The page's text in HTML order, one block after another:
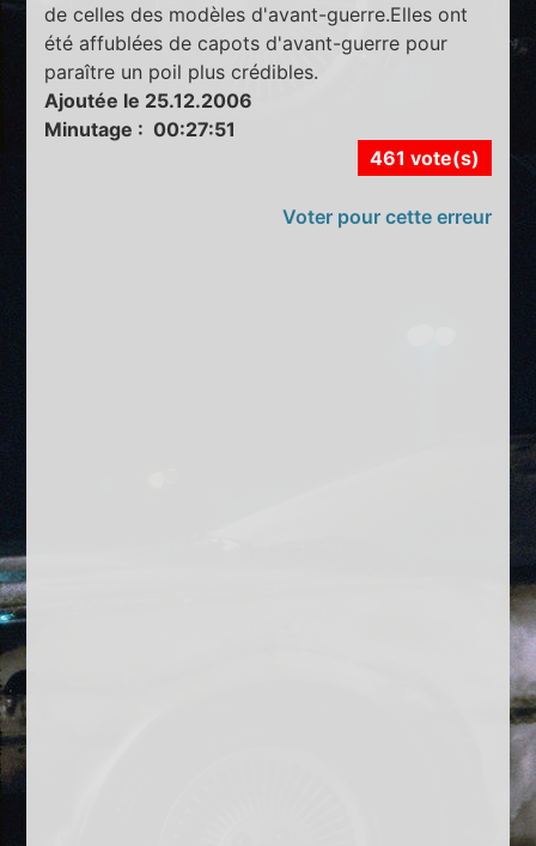
de celles des modèles d'avant-guerre.Elles ont
été affublées de capots d'avant-guerre pour
paraître un poil plus crédibles.
Ajoutée le 25.12.2006
Minutage : 00:27:51
461 vote(s)
Voter pour cette erreur